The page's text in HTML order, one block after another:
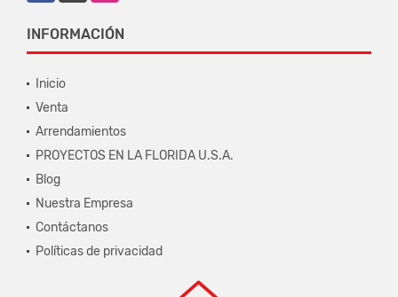
INFORMACIÓN
Inicio
Venta
Arrendamientos
PROYECTOS EN LA FLORIDA U.S.A.
Blog
Nuestra Empresa
Contáctanos
Políticas de privacidad